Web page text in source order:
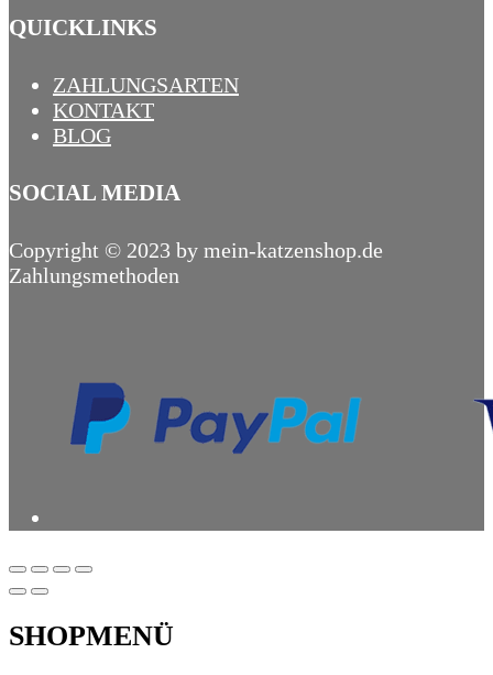
QUICKLINKS
ZAHLUNGSARTEN
KONTAKT
BLOG
SOCIAL MEDIA
Copyright © 2023 by mein-katzenshop.de
Zahlungsmethoden
SHOPMENÜ